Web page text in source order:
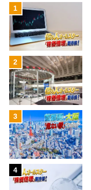
1
2
3
4